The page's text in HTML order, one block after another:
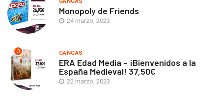
GANGAS
Monopoly de Friends
24 marzo, 2023
3 GANGAS
ERA Edad Media – ¡Bienvenidos a la
España Medieval! 37,50€
22 marzo, 2023